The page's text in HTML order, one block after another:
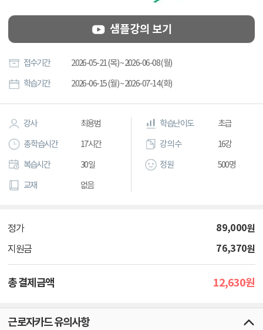
샘플강의 보기
접수기간 2026-05-21 (목) ~ 2026-06-08 (월)
학습기간 2026-06-15 (월) ~ 2026-07-14 (화)
강사 최용범
총 학습시간 17시간
복습시간 30일
교재 없음
학습난이도 초급
강의 수 16강
정원 500명
정가 89,000원
지원금 76,370원
총 결제금액 12,630원
근로자카드 유의사항